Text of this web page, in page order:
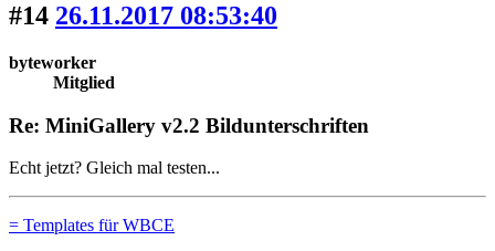
#14 26.11.2017 08:53:40
byteworker
Mitglied
Re: MiniGallery v2.2 Bildunterschriften
Echt jetzt? Gleich mal testen...
= Templates für WBCE